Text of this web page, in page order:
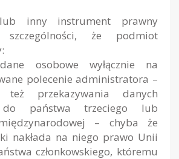
inny instrument prawny
że podmiot
osobowe wyłącznie na
polecenie administratora –
przekazywania danych
do państwa trzeciego lub
– chyba że
nakłada na niego prawo Unii
członkowskiego, któremu